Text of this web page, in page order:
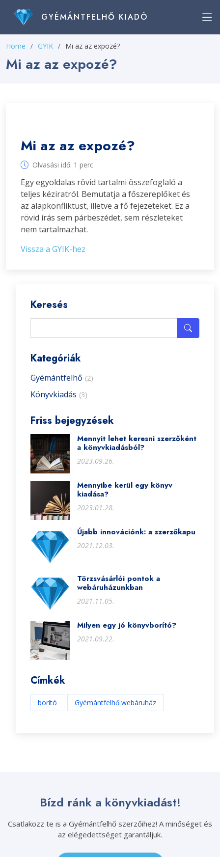
GYÉMÁNTFELHŐ KIADÓ
Home GYIK Mi az az expozé?
Mi az az expozé?
Mi az az expozé?
Olvasási idő: 1 perc
Egy egyoldalas rövid tartalmi összefoglaló a
teljes kéziratról. Bemutatja a főszereplőket és
az alapkonfliktust, illetve a fő fejezeteket. Ez a
rövid írás sem párbeszédet, sem részleteket
nem tartalmazhat.
Vissza a GYIK-hez
Keresés
Kategóriák
Gyémántfelhő (2)
Könyvkiadás (3)
Friss bejegyzések
Mennyit lehet keresni szerzőként
a könyvkiadásból?
2023.09.26.
Mennyibe kerül egy könyv
kiadása?
2023.01.28.
Újabb innovációnk: a szerzőkapu
2021.12.03.
Törzsvásárlói pontok a
webáruházunkban
2021.11.05.
Milyen egy jó könyvborító?
2021.09.22.
Címkék
borító Gyémántfelhő webáruház
Bízd ránk a könyvkiadást!
Csatlakozz te is a Gyémántfelhő szerzőihez! A minőséget és
az elégedettséget garantáljuk.